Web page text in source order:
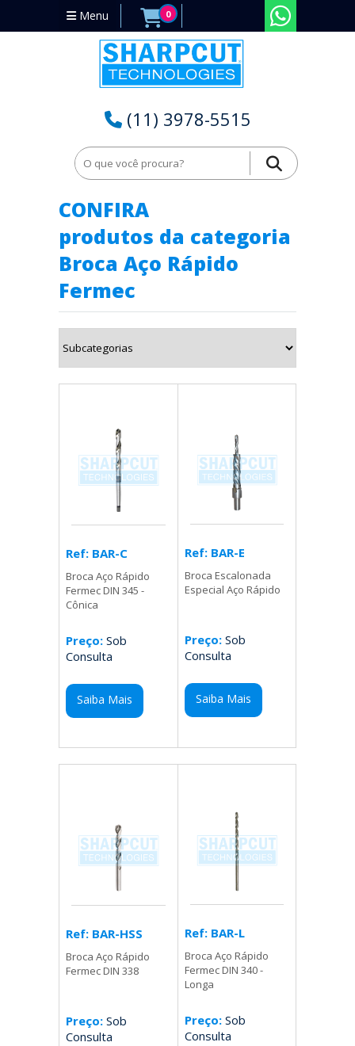
Menu 0
(11) 3978-5515
Home Broca Aço Rápido Fermec
CONFIRA
produtos da categoria
Broca Aço Rápido
Fermec
Ref: BAR-C
Broca Aço Rápido
Fermec DIN 345 -
Cônica
Preço: Sob
Consulta
Saiba Mais
Ref: BAR-E
Broca Escalonada
Especial Aço Rápido
Preço:Sob
Consulta
Saiba Mais
Ref: BAR-HSS
Broca Aço Rápido
Fermec DIN 338
Preço: Sob
Consulta
Ref: BAR-L
Broca Aço Rápido
Fermec DIN 340 -
Longa
Preço:Sob
Consulta